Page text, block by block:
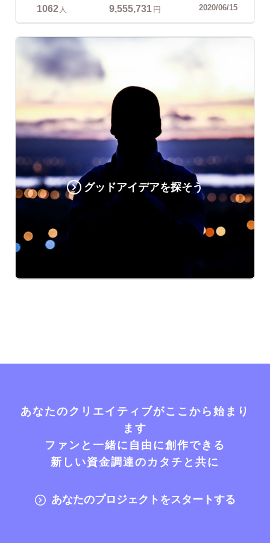
1062 人 9,555,731円 2020/06/15
グッドアイデアを探そう
あなたのクリエイティブがここから始まり
ます
ファンと一緒に自由に創作できる
新しい資金調達のカタチと共に
あなたのプロジェクトをスタートする